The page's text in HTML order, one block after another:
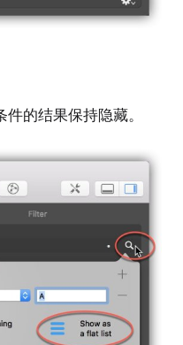
的结果保持隐藏。